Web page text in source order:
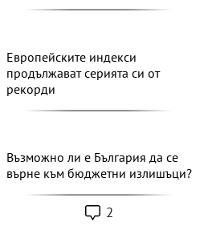
Европейските индекси
продължават серията си от
рекорди
Възможно ли е България да се
върне към бюджетни излишъци?
2